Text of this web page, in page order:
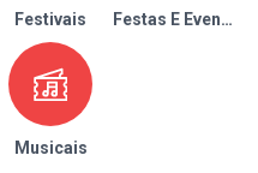
Festivais Festas E Eventos
Musicais